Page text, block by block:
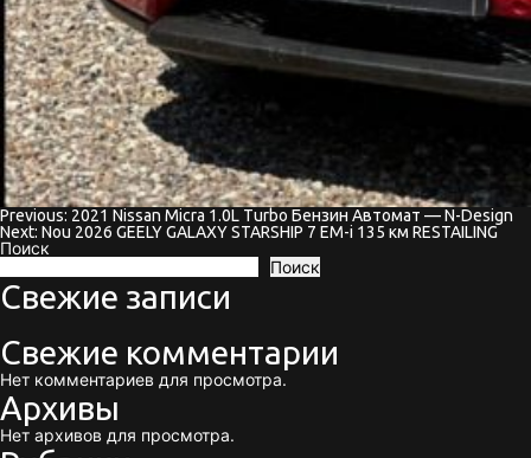
Навигация
по
записям
Previous: 2021 Nissan Micra 1.0L Turbo Бензин Автомат — N-Design
Next: Nou 2026 GEELY GALAXY STARSHIP 7 EM-i 135 км RESTAILING
Поиск
Поиск
Свежие записи
Свежие комментарии
Нет комментариев для просмотра.
Архивы
Нет архивов для просмотра.